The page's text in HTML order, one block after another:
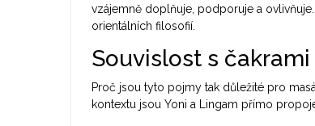
vzájemně doplňuje, podporuje a
orientálních filosofií.
Souvislost s
Proč jsou tyto pojmy tak důležité pro
kontextu jsou Yoni a Lingam přímo